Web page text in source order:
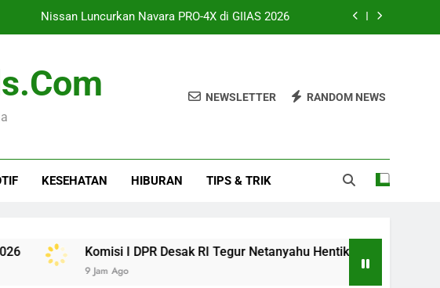
Nissan Luncurkan Navara PRO-4X di GIIAS 2026
Sehat: Apakah 8 Jam atau Deep Sleep yang Utama?
Kembali ke Studio, AAP Rocky Ungkap Album Baru
Desak RI Tegur Netanyahu Hentikan Serangan Gaza
NEWSLETTER RANDOM NEWS
KESEHATAN HIBURAN TIPS & TRIK
Komisi I DPR Desak RI Tegur Netanyahu Hentikan Serangan Gaza
9 Jam Ago